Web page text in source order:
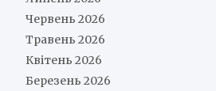
Червень 2026
Травень 2026
Квітень 2026
Березень 2026